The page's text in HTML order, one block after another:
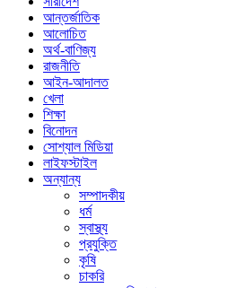
আন্তর্জাতিক
আলোচিত
অর্থ-বাণিজ্য
রাজনীতি
আইন-আদালত
খেলা
শিক্ষা
বিনোদন
সোশ্যাল মিডিয়া
লাইফস্টাইল
অন্যান্য
সম্পাদকীয়
ধর্ম
স্বাস্থ্য
প্রযুক্তি
কৃষি
চাকরি